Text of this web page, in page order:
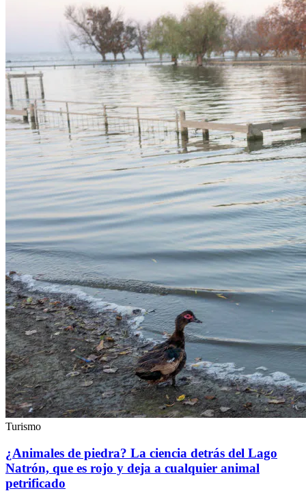
Turismo
¿Animales de piedra? La ciencia detrás del Lago
Natrón, que es rojo y deja a cualquier animal
petrificado